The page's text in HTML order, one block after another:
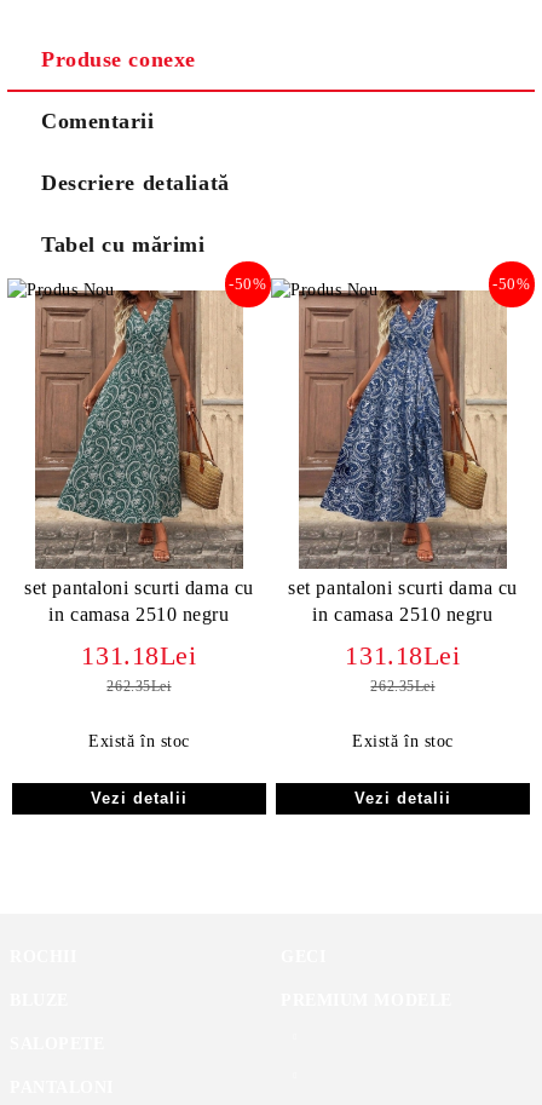
Produse conexe
Comentarii
Descriere detaliată
Tabel cu mărimi
set pantaloni scurti dama cu
in camasa 2510 negru
-50%
131.18Lei
262.35Lei
Există în stoc
Vezi detalii
set pantaloni scurti dama cu
in camasa 2510 negru
-50%
131.18Lei
262.35Lei
Există în stoc
Vezi detalii